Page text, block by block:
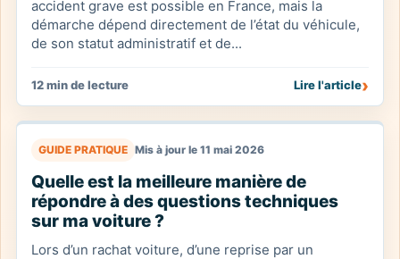
accident grave est possible en France, mais la
démarche dépend directement de l’état du véhicule,
de son statut administratif et de...
12 min de lecture Lire l'article›
GUIDE PRATIQUE Mis à jour le 11 mai 2026
Quelle est la meilleure manière de
répondre à des questions techniques
sur ma voiture ?
Lors d’un rachat voiture, d’une reprise par un